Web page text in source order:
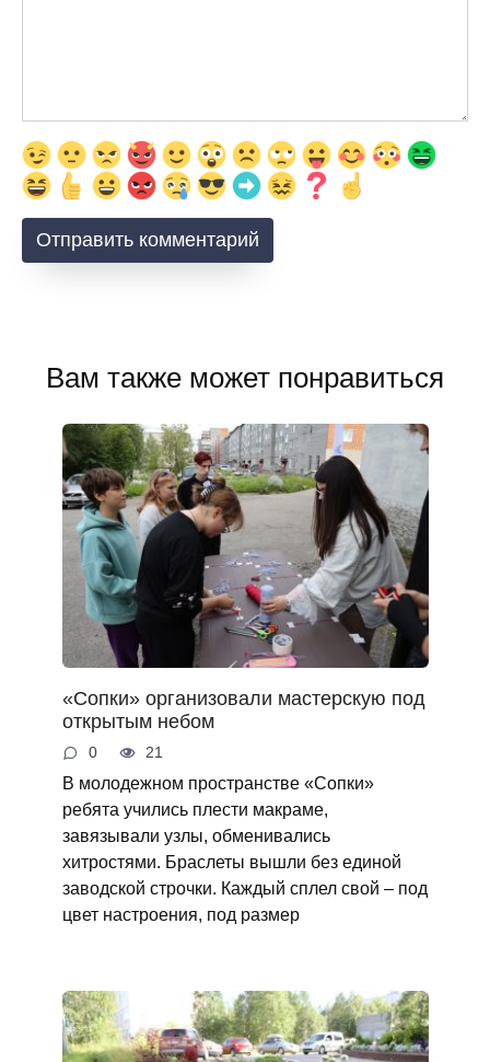
Вам также может понравиться
«Сопки» организовали мастерскую под
открытым небом
0 21
В молодежном пространстве «Сопки»
ребята учились плести макраме,
завязывали узлы, обменивались
хитростями. Браслеты вышли без единой
заводской строчки. Каждый сплел свой – под
цвет настроения, под размер